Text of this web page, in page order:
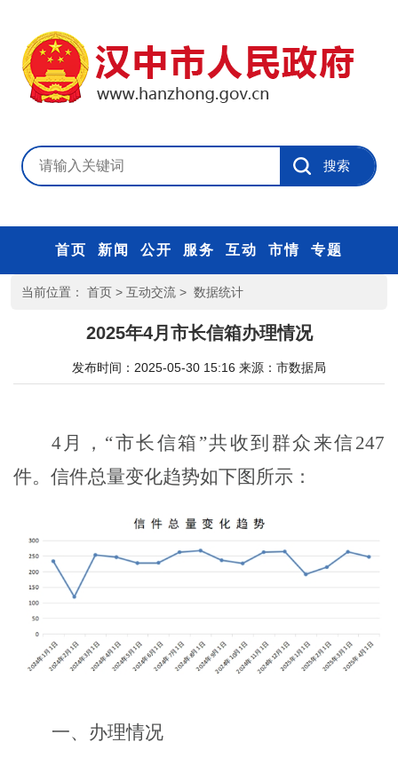
首页 新闻 公开 服务 互动 市情 专题
当前位置： 首页 > 互动交流 > 数据统计
2025年4月市长信箱办理情况
发布时间：2025-05-30 15:16 来源： 市数据局
4月， “市长信箱”共收到群众来信247
件。信件总量变化趋势如下图所示：
一、 办理情况